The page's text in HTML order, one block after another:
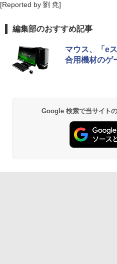
[Reported by 劉 尭]
編集部のおすすめ記事
マウス、「e
合用機材のゲ
Google 検索で当サイト